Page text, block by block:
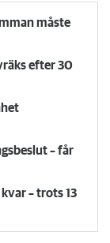
måste
efter 30
– får
– trots 13